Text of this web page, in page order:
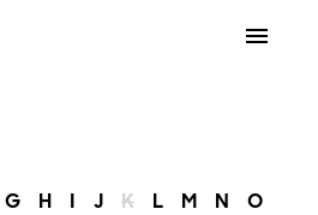
G H I J K L M N O